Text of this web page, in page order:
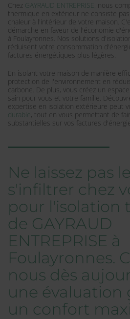
Chez GAYRAUD ENTREPRISE, nous
thermique en extérieur ne consiste
chaleur à l'intérieur de votre maison.
démarche en faveur de l'économie
à Foulayronnes. Nos solutions
réduisent votre consommation
factures énergétiques plus légères.
En isolant votre maison de manière
protection de l'environnement en
carbone. De plus, vous créez un
sain pour vous et votre famille.
expertise en isolation extérieure peut
durable, tout en vous permettant de
substantielles sur vos factures
Ne laissez pas
s'infiltrer chez
pour l'isolation
de GAYRAUD
ENTREPRISE à
Foulayronnes.
nous dès
une évaluation
un confort